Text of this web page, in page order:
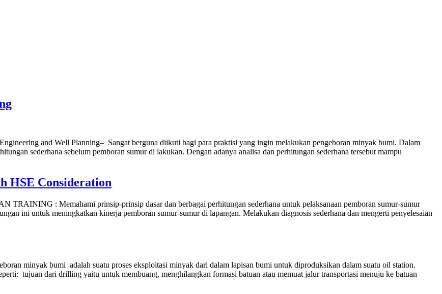
and Well Planning– Sangat berguna diikuti bagi para praktisi yang ingin melakukan pengeboran minyak bumi. Dalam
sederhana sebelum pemboran sumur di lakukan. Dengan adanya analisa dan perhitungan sederhana tersebut mampu
HSE Consideration
: Memahami prinsip-prinsip dasar dan berbagai perhitungan sederhana untuk pelaksanaan pemboran sumur-sumur
ini untuk meningkatkan kinerja pemboran sumur-sumur di lapangan. Melakukan diagnosis sederhana dan mengerti penyelesaian
minyak bumi adalah suatu proses eksploitasi minyak dari dalam lapisan bumi untuk diproduksikan dalam suatu oil station.
tujuan dari drilling yaitu untuk membuang, menghilangkan formasi batuan atau memuat jalur transportasi menuju ke batuan